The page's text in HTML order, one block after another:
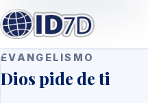
EVANGELISMO
Dios pide de ti